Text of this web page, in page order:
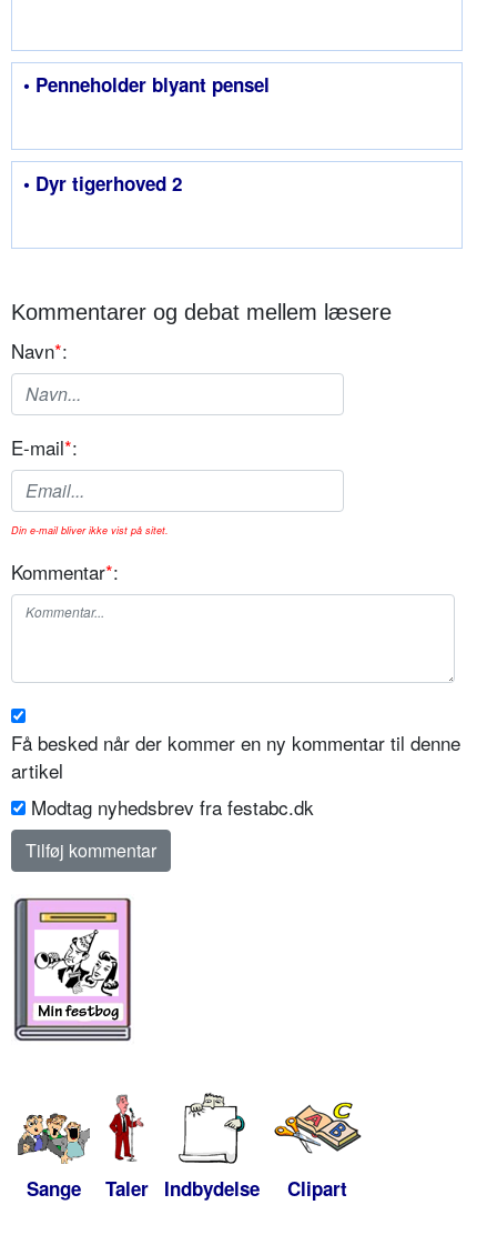
• Penneholder blyant pensel
• Dyr tigerhoved 2
Kommentarer og debat mellem læsere
Navn*:
E-mail*:
Din e-mail bliver ikke vist på sitet.
Kommentar*:
Få besked når der kommer en ny kommentar til denne
artikel
Modtag nyhedsbrev fra festabc.dk
Sange Taler Indbydelse Clipart